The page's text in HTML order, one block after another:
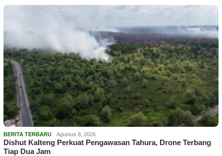
BERITA TERBARU Agustus 8, 2026
Dishut Kalteng Perkuat Pengawasan Tahura, Drone Terbang
Tiap Dua Jam